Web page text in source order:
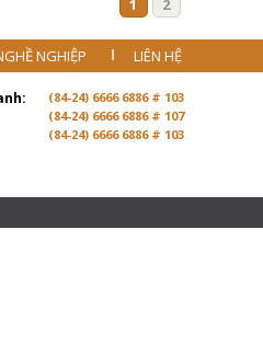
1 2
NGHIỆP LIÊN HỆ
(84-24) 6666 6886 # 103
(84-24) 6666 6886 # 107
(84-24) 6666 6886 # 103